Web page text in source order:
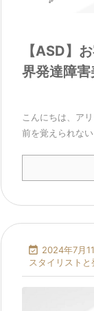
【ASD】
界発達障害
こんにちは、ア
前を覚えられな
 2024年7月
スタイリスト